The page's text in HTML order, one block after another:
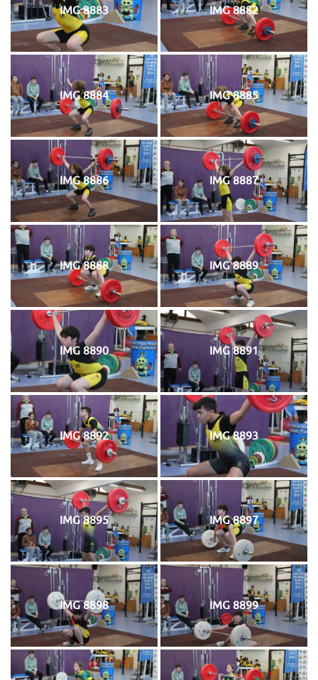
IMG 8883 IMG 8882
IMG 8884 IMG 8885
IMG 8886 IMG 8887
IMG 8888 IMG 8889
IMG 8890 IMG 8891
IMG 8892 IMG 8893
IMG 8895 IMG 8897
IMG 8898 IMG 8899